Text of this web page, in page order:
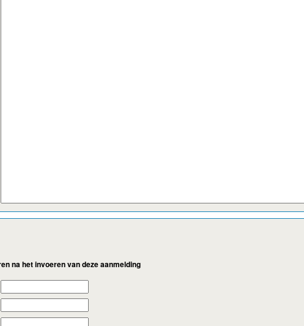
na het invoeren van deze aanmelding